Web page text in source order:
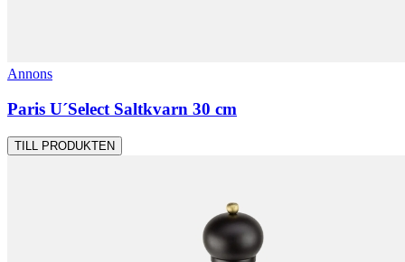
Annons
Paris U´Select Saltkvarn 30 cm
TILL PRODUKTEN